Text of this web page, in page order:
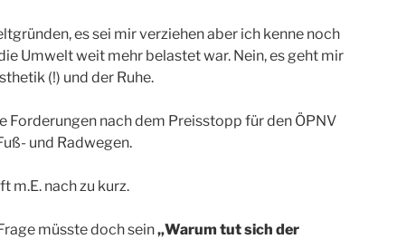
es sei mir verziehen aber ich kenne noch
Umwelt weit mehr belastet war. Nein, es geht mir
(!) und der Ruhe.
Forderungen nach dem Preisstopp für den ÖPNV
und Radwegen.
m.E. nach zu kurz.
müsste doch sein„Warum tut sich der